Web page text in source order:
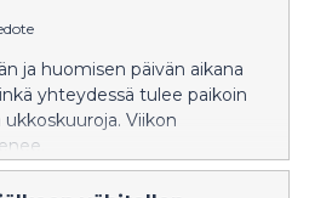
ja huomisen päivän aikana
yhteydessä tulee paikoin
Viikon